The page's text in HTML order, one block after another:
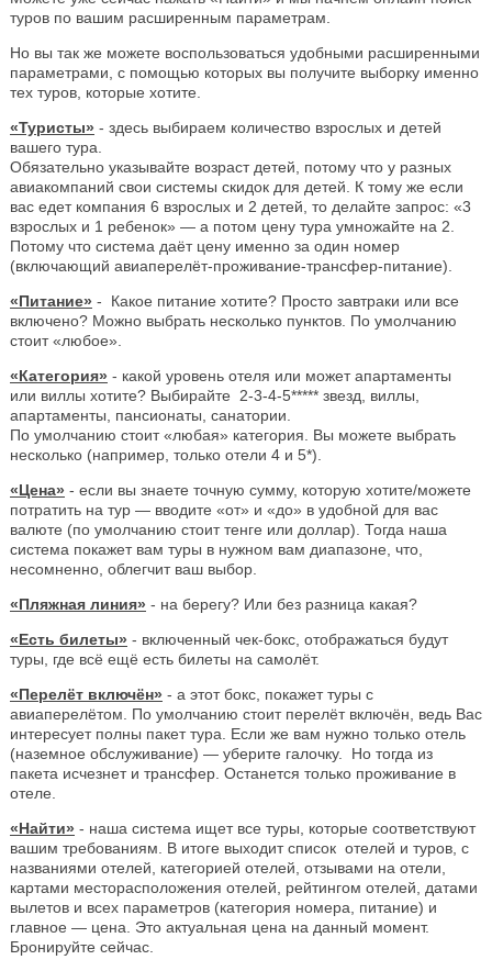
туров по вашим расширенным параметрам.
Но вы так же можете воспользоваться удобными расширенными
параметрами, с помощью которых вы получите выборку именно
тех туров, которые хотите.
«Туристы» - здесь выбираем количество взрослых и детей
вашего тура.
Обязательно указывайте возраст детей, потому что у разных
авиакомпаний свои системы скидок для детей. К тому же если
вас едет компания 6 взрослых и 2 детей, то делайте запрос: «3
взрослых и 1 ребенок» — а потом цену тура умножайте на 2.
Потому что система даёт цену именно за один номер
(включающий авиаперелёт-проживание-трансфер-питание).
«Питание» - Какое питание хотите? Просто завтраки или все
включено? Можно выбрать несколько пунктов. По умолчанию
стоит «любое».
«Категория» - какой уровень отеля или может апартаменты
или виллы хотите? Выбирайте 2-3-4-5***** звезд, виллы,
апартаменты, пансионаты, санатории.
По умолчанию стоит «любая» категория. Вы можете выбрать
несколько (например, только отели 4 и 5*).
«Цена» - если вы знаете точную сумму, которую хотите/можете
потратить на тур — вводите «от» и «до» в удобной для вас
валюте (по умолчанию стоит тенге или доллар). Тогда наша
система покажет вам туры в нужном вам диапазоне, что,
несомненно, облегчит ваш выбор.
«Пляжная линия» - на берегу? Или без разница какая?
«Есть билеты» - включенный чек-бокс, отображаться будут
туры, где всё ещё есть билеты на самолёт.
«Перелёт включён» - а этот бокс, покажет туры с
авиаперелётом. По умолчанию стоит перелёт включён, ведь Вас
интересует полны пакет тура. Если же вам нужно только отель
(наземное обслуживание) — уберите галочку. Но тогда из
пакета исчезнет и трансфер. Останется только проживание в
отеле.
«Найти» - наша система ищет все туры, которые соответствуют
вашим требованиям. В итоге выходит список отелей и туров, с
названиями отелей, категорией отелей, отзывами на отели,
картами месторасположения отелей, рейтингом отелей, датами
вылетов и всех параметров (категория номера, питание) и
главное — цена. Это актуальная цена на данный момент.
Бронируйте сейчас.